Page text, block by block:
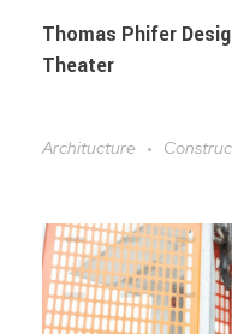
Thomas Phifer
Theater
Architucture